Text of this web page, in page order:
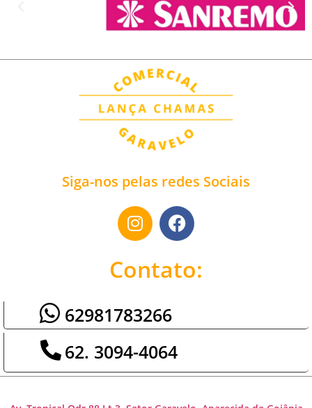
Siga-nos pelas redes Sociais
Contato:
62981783266
62. 3094-4064